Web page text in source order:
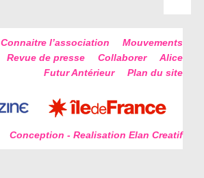
Connaitre l’association
Mouvements
Revue de presse
Collaborer
Alice
Futur Antérieur
Plan du site
Conception - Realisation Elan Creatif